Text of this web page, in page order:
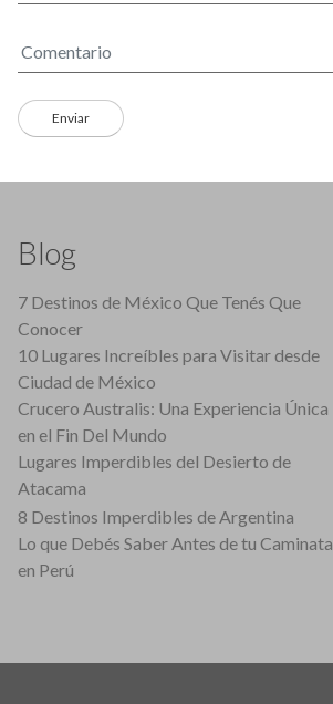
Blog
7 Destinos de México Que Tenés Que
Conocer
10 Lugares Increíbles para Visitar desde
Ciudad de México
Crucero Australis: Una Experiencia Única
en el Fin Del Mundo
Lugares Imperdibles del Desierto de
Atacama
8 Destinos Imperdibles de Argentina
Lo que Debés Saber Antes de tu Caminata
en Perú